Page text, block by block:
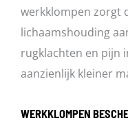
werkklompen zorgt
lichaamshouding
rugklachten en pijn
aanzienlijk kleiner
WERKKLOMPEN